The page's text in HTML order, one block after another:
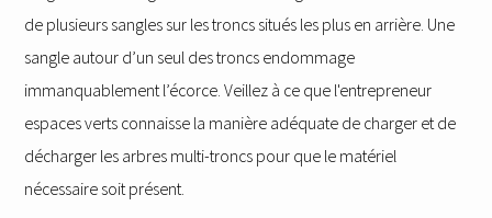
de plusieurs sangles sur les troncs situés les plus en arrière. Une
sangle autour d’un seul des troncs endommage
immanquablement l’écorce. Veillez à ce que l'entrepreneur
espaces verts connaisse la manière adéquate de charger et de
décharger les arbres multi-troncs pour que le matériel
nécessaire soit présent.